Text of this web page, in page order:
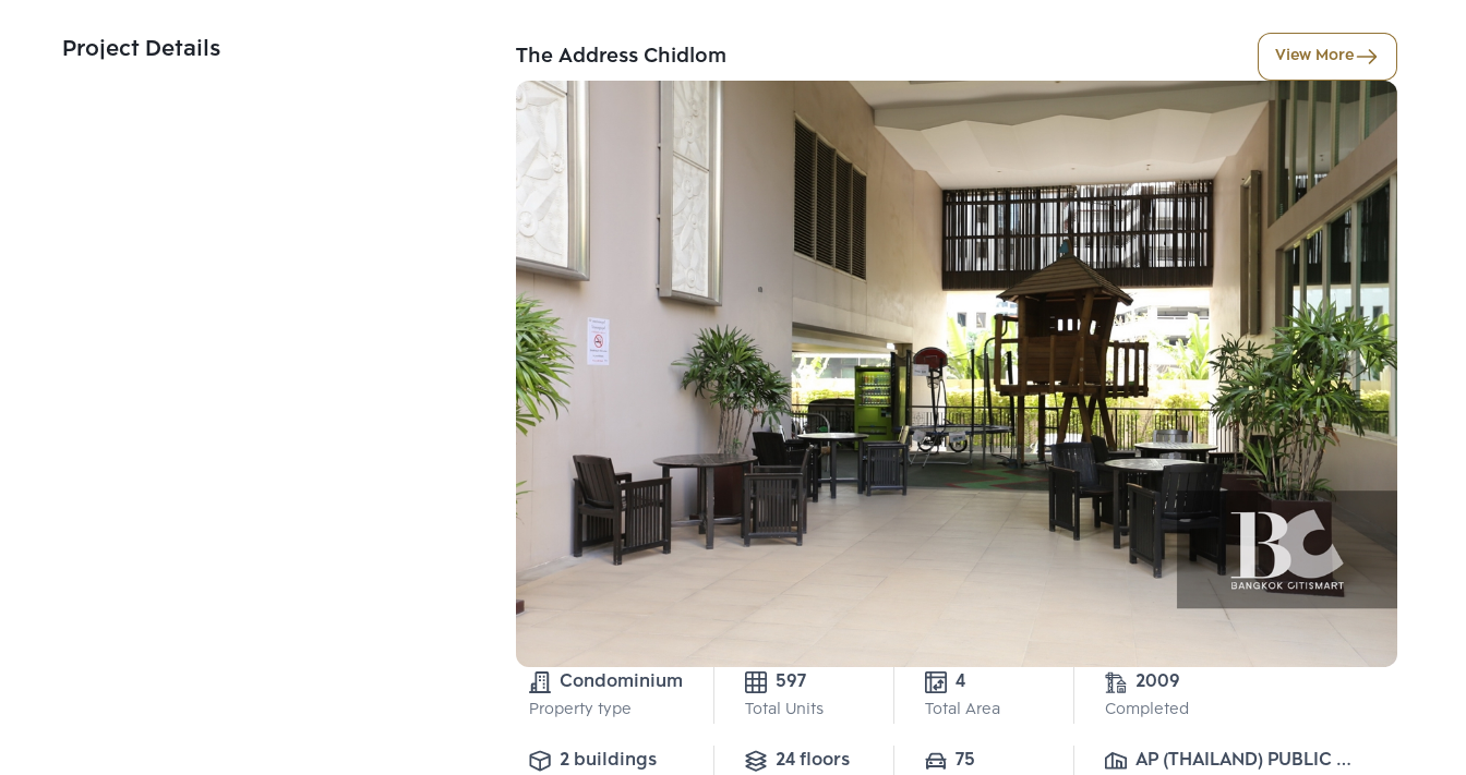
Project Details The Address Chidlom View More
Condominium
Property type
597
Total Units
4
Total Area
2009
Completed
2 buildings 24 floors 75
AP (THAILAND) PUBLIC